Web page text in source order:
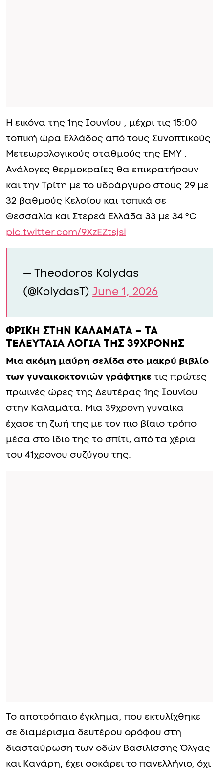
Η εικόνα της 1ης Ιουνίου , μέχρι τις 15:00
τοπική ώρα Ελλάδος από τους Συνοπτικούς
Μετεωρολογικούς σταθμούς της ΕΜΥ .
Ανάλογες θερμοκραίες θα επικρατήσουν
και την Τρίτη με το υδράργυρο στους 29 με
32 βαθμούς Κελσίου και τοπικά σε
Θεσσαλία και Στερεά Ελλάδα 33 με 34 °C
pic.twitter.com/9XzEZtsjsi
— Theodoros Kolydas
(@KolydasT) June 1, 2026
ΦΡΙΚΗ ΣΤΗΝ ΚΑΛΑΜΑΤΑ – ΤΑ
ΤΕΛΕΥΤΑΙΑ ΛΟΓΙΑ ΤΗΣ 39ΧΡΟΝΗΣ
Μια ακόμη μαύρη σελίδα στο μακρύ βιβλίο
των γυναικοκτονιών γράφτηκε τις πρώτες
πρωινές ώρες της Δευτέρας 1ης Ιουνίου
στην Καλαμάτα. Μια 39χρονη γυναίκα
έχασε τη ζωή της με τον πιο βίαιο τρόπο
μέσα στο ίδιο της το σπίτι, από τα χέρια
του 41χρονου συζύγου της.
Το αποτρόπαιο έγκλημα, που εκτυλίχθηκε
σε διαμέρισμα δευτέρου ορόφου στη
διασταύρωση των οδών Βασιλίσσης Όλγας
και Κανάρη, έχει σοκάρει το πανελλήνιο, όχι